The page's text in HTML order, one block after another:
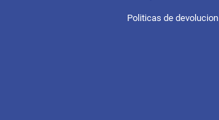
Politicas de devolucion